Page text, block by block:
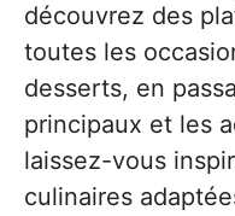
découvrez des
toutes les
desserts, en
principaux et les
laissez-vous
culinaires